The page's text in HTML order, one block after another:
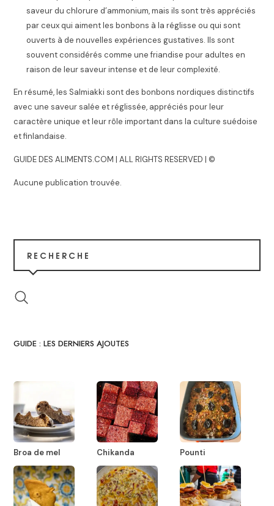
saveur du chlorure d’ammonium, mais ils sont très appréciés
par ceux qui aiment les bonbons à la réglisse ou qui sont
ouverts à de nouvelles expériences gustatives. Ils sont
souvent considérés comme une friandise pour adultes en
raison de leur saveur intense et de leur complexité.
En résumé, les Salmiakki sont des bonbons nordiques distinctifs
avec une saveur salée et réglissée, appréciés pour leur
caractère unique et leur rôle important dans la culture suédoise
et finlandaise.
GUIDE DES ALIMENTS.COM | ALL RIGHTS RESERVED | ©
Aucune publication trouvée.
RECHERCHE
GUIDE : LES DERNIERS AJOUTES
Broa de mel Chikanda Pounti